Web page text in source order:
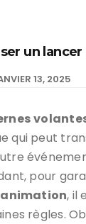
un
13, 2025
qui peut
pour
animation, il
règles.